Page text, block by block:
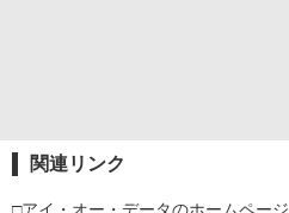
関連リンク